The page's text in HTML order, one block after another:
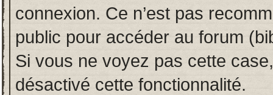
connexion. Ce n’est pas
public pour accéder au forum
Si vous ne voyez pas cette
désactivé cette fonctionnalité.